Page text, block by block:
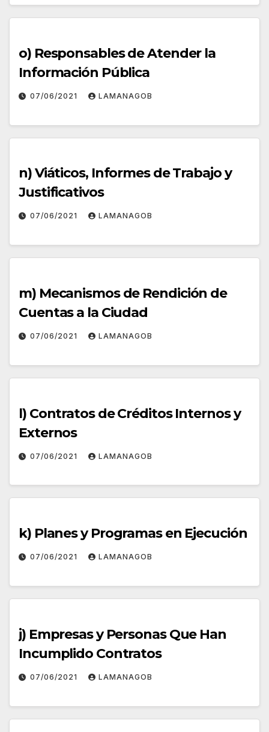
o) Responsables de Atender la
Información Pública
07/06/2021 LAMANAGOB
n) Viáticos, Informes de Trabajo y
Justificativos
07/06/2021 LAMANAGOB
m) Mecanismos de Rendición de
Cuentas a la Ciudad
07/06/2021 LAMANAGOB
l) Contratos de Créditos Internos y
Externos
07/06/2021 LAMANAGOB
k) Planes y Programas en Ejecución
07/06/2021 LAMANAGOB
j) Empresas y Personas Que Han
Incumplido Contratos
07/06/2021 LAMANAGOB